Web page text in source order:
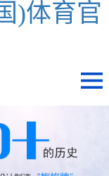
)体育官